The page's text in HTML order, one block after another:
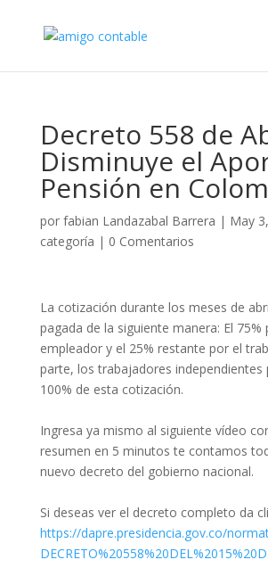
Decreto 558 de
Disminuye el
Pensión en
por fabian Landazabal Barrera | May
categoría | 0 Comentarios
La cotización durante los meses de
pagada de la siguiente manera: El 75%
empleador y el 25% restante por el
parte, los trabajadores independientes
100% de esta cotización.
Ingresa ya mismo al siguiente vídeo
resumen en 5 minutos te contamos
nuevo decreto del gobierno nacional.
Si deseas ver el decreto completo da
https://dapre.presidencia.gov.co/